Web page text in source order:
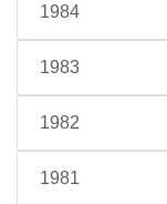
1984
1983
1982
1981